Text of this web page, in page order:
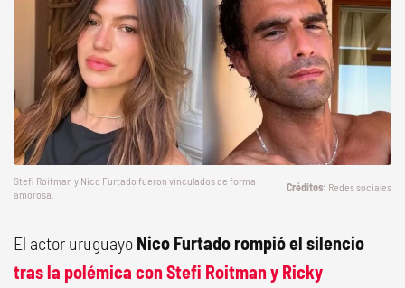
Stefi Roitman y Nico Furtado fueron vinculados de forma
amorosa.
Redes sociales
El actor uruguayo Nico Furtado rompió el silencio
tras la polémica con Stefi Roitman y Ricky